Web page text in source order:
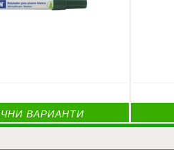
ВАРИАНТИ